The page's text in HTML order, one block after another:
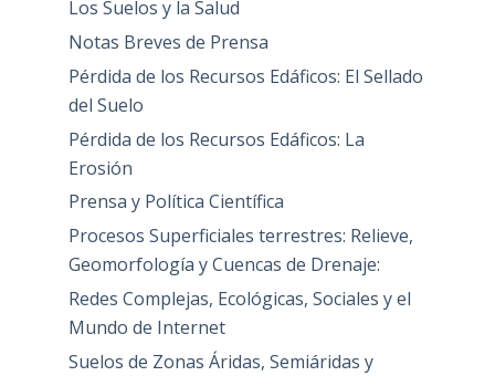
Los Suelos y la Salud
Notas Breves de Prensa
Pérdida de los Recursos Edáficos: El Sellado
del Suelo
Pérdida de los Recursos Edáficos: La
Erosión
Prensa y Política Científica
Procesos Superficiales terrestres: Relieve,
Geomorfología y Cuencas de Drenaje:
Redes Complejas, Ecológicas, Sociales y el
Mundo de Internet
Suelos de Zonas Áridas, Semiáridas y